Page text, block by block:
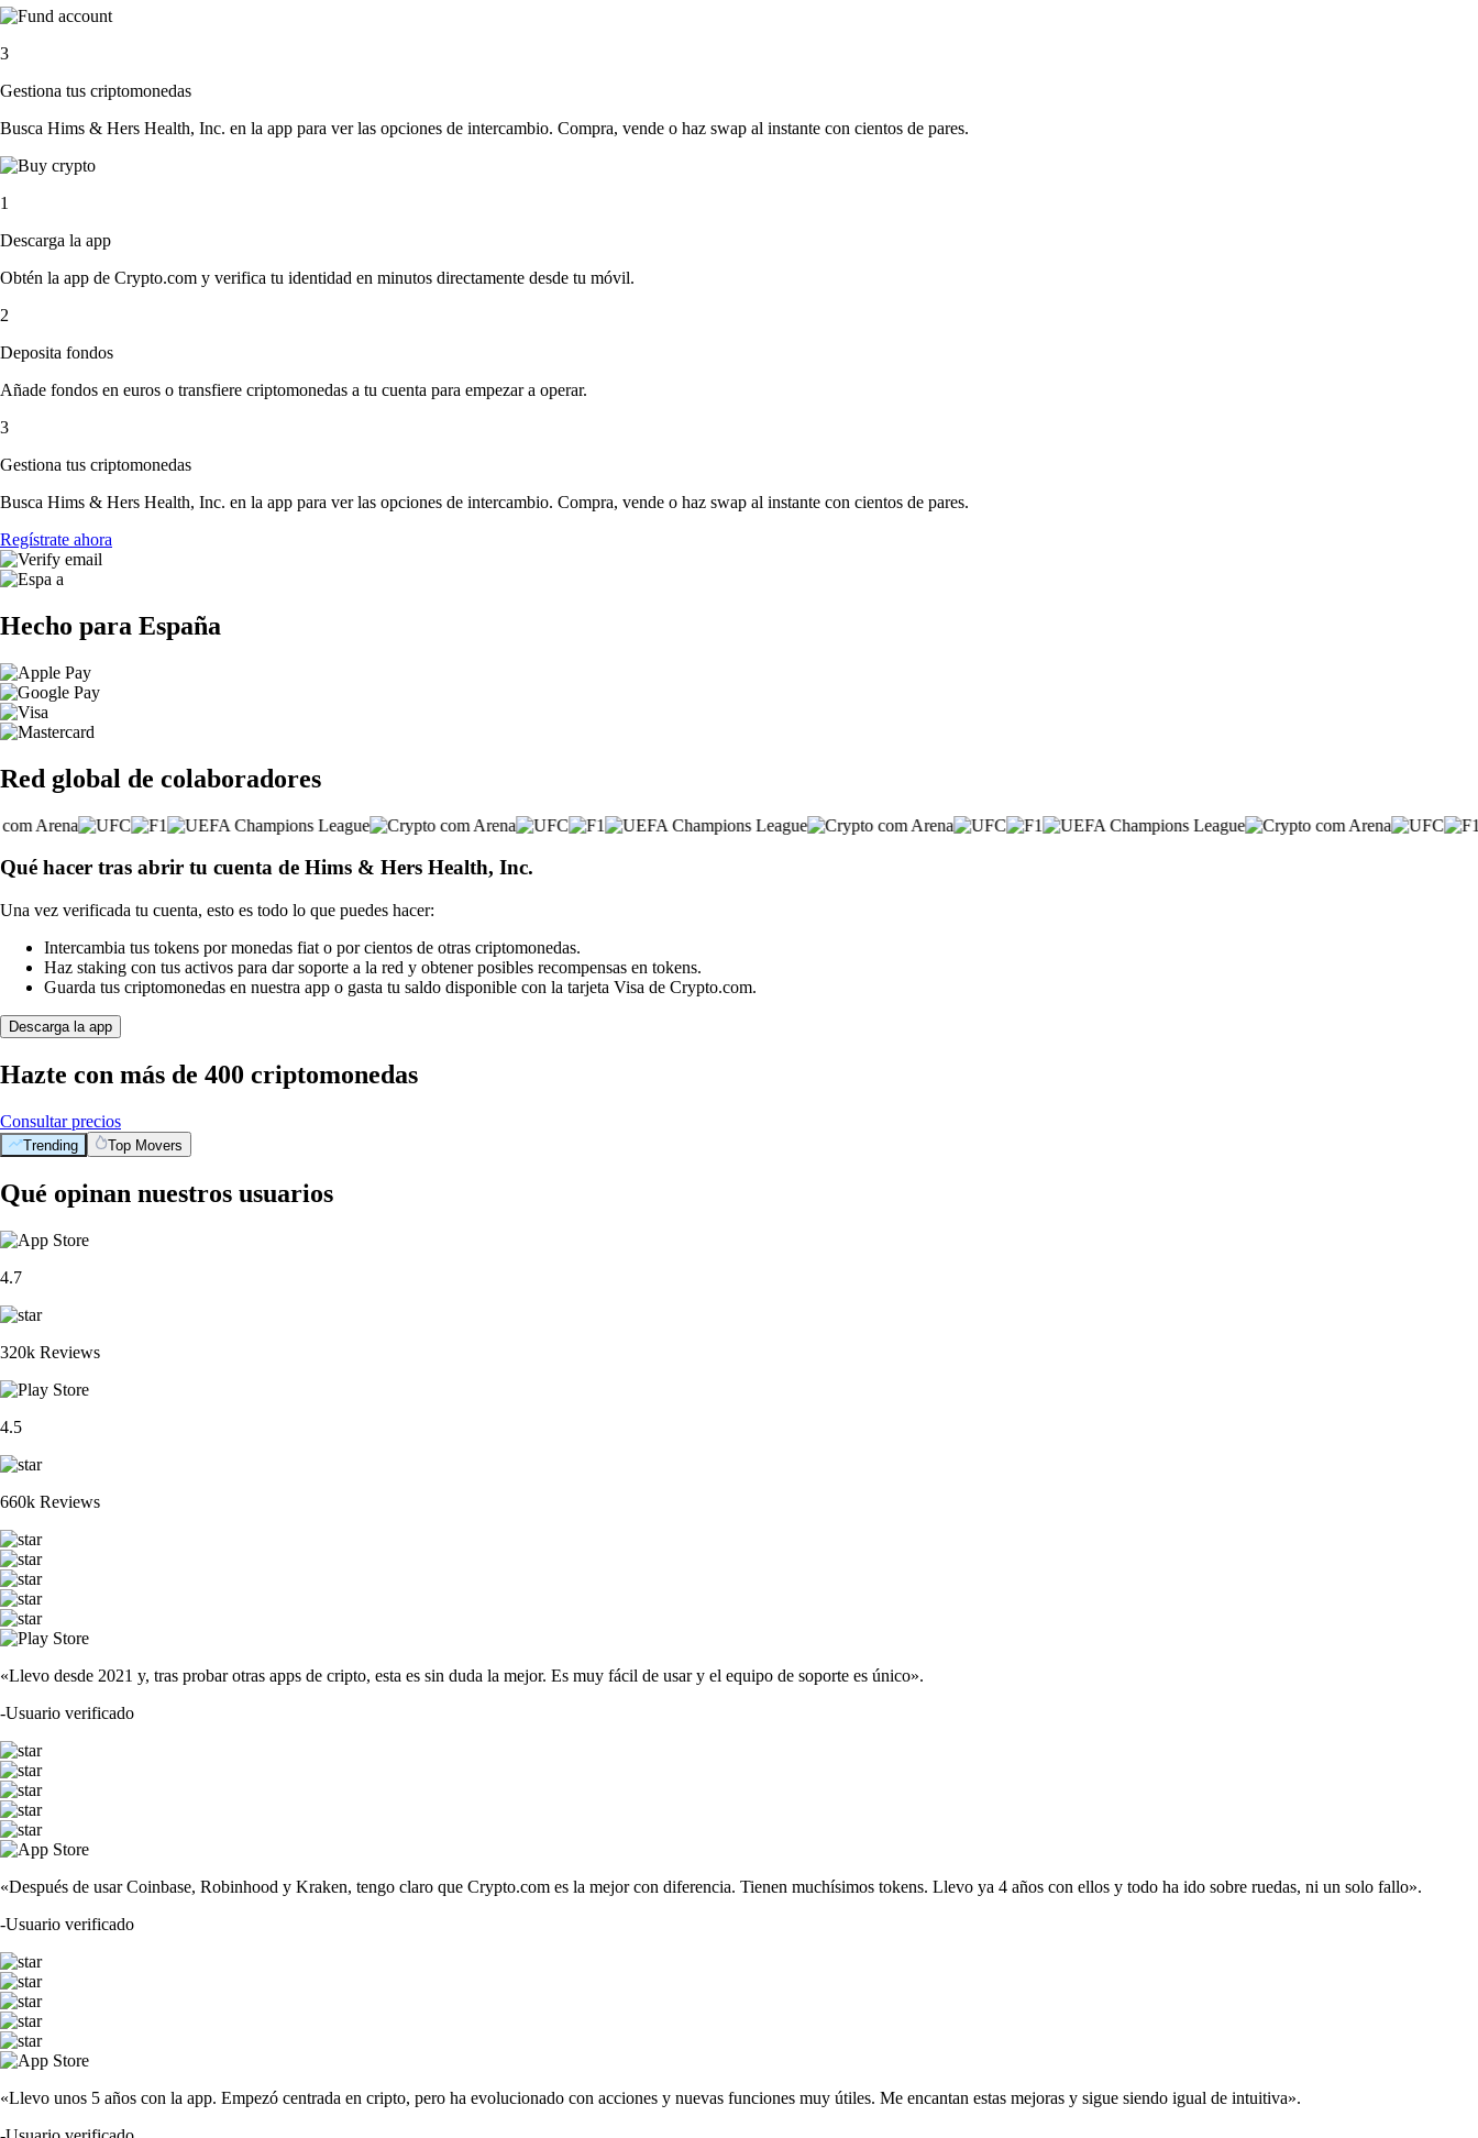
3
Gestiona tus criptomonedas
Busca Hims & Hers Health, Inc. en la app para ver las opciones de intercambio. Compra, vende o haz swap al instante con cientos de pares.
1
Descarga la app
Obtén la app de Crypto.com y verifica tu identidad en minutos directamente desde tu móvil.
2
Deposita fondos
Añade fondos en euros o transfiere criptomonedas a tu cuenta para empezar a operar.
3
Gestiona tus criptomonedas
Busca Hims & Hers Health, Inc. en la app para ver las opciones de intercambio. Compra, vende o haz swap al instante con cientos de pares.
Regístrate ahora
Hecho para España
Red global de colaboradores
Qué hacer tras abrir tu cuenta de Hims & Hers Health, Inc.
Una vez verificada tu cuenta, esto es todo lo que puedes hacer:
Intercambia tus tokens por monedas fiat o por cientos de otras criptomonedas.
Haz staking con tus activos para dar soporte a la red y obtener posibles recompensas en tokens.
Guarda tus criptomonedas en nuestra app o gasta tu saldo disponible con la tarjeta Visa de Crypto.com.
Descarga la app
Hazte con más de 400 criptomonedas
Consultar precios
Trending Top Movers
Qué opinan nuestros usuarios
4.7
320k Reviews
4.5
660k Reviews
«Llevo desde 2021 y, tras probar otras apps de cripto, esta es sin duda la mejor. Es muy fácil de usar y el equipo de soporte es único».
-Usuario verificado
«Después de usar Coinbase, Robinhood y Kraken, tengo claro que Crypto.com es la mejor con diferencia. Tienen muchísimos tokens. Llevo ya 4 años con ellos y todo ha ido sobre ruedas, ni un solo fallo».
-Usuario verificado
«Llevo unos 5 años con la app. Empezó centrada en cripto, pero ha evolucionado con acciones y nuevas funciones muy útiles. Me encantan estas mejoras y sigue siendo igual de intuitiva».